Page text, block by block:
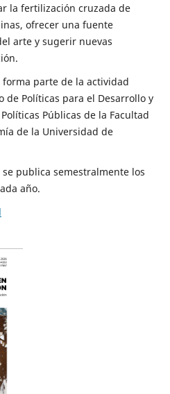
la fertilización cruzada de
ofrecer una fuente
arte y sugerir nuevas
forma parte de la actividad
Políticas para el Desarrollo y
Públicas de la Facultad
de la Universidad de
publica semestralmente los
año.